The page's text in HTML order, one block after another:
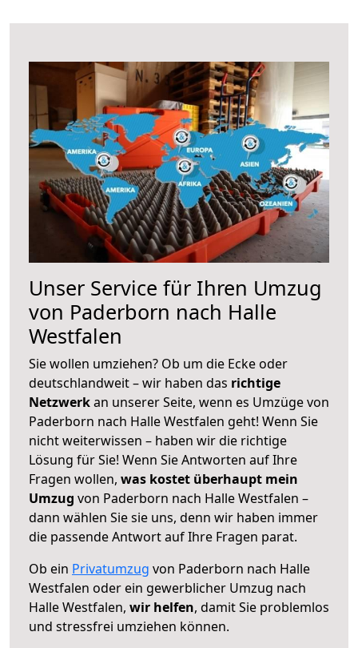
Unser Service für Ihren Umzug
von Paderborn nach Halle
Westfalen
Sie wollen umziehen? Ob um die Ecke oder
deutschlandweit – wir haben das richtige
Netzwerkan unserer Seite, wenn es Umzüge von
Paderborn nach Halle Westfalen geht! Wenn Sie
nicht weiterwissen – haben wir die richtige
Lösung für Sie! Wenn Sie Antworten auf Ihre
Fragen wollen, was kostet überhaupt mein
Umzug von Paderborn nach Halle Westfalen –
dann wählen Sie sie uns, denn wir haben immer
die passende Antwort auf Ihre Fragen parat.
Ob ein Privatumzug von Paderborn nach Halle
Westfalen oder ein gewerblicher Umzug nach
Halle Westfalen, wir helfen, damit Sie problemlos
und stressfrei umziehen können.